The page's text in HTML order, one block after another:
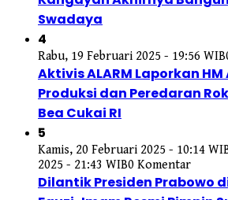
Swadaya
4
Rabu, 19 Februari 2025 - 19:56 WIB
Aktivis ALARM Laporkan
Produksi dan Peredaran
Bea Cukai RI
5
Kamis, 20 Februari 2025 - 10:14
2025 - 21:43 WIB0 Komentar
Dilantik Presiden Prabowo